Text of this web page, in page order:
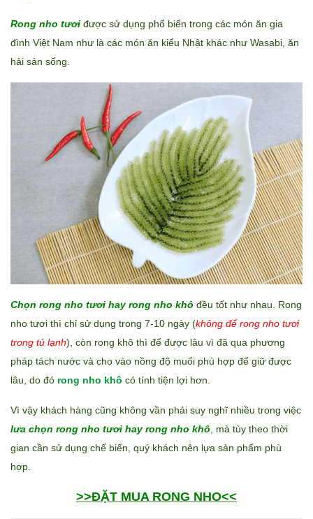
Rong nho tươi được sử dụng phổ biến trong các món ăn gia
đình Việt Nam như là các món ăn kiểu Nhật khác như Wasabi, ăn
hải sản sống.
Chọn rong nho tươi hay rong nho khô đều tốt như nhau. Rong
nho tươi thì chỉ sử dụng trong 7-10 ngày (không để rong nho tươi
trong tủ lạnh), còn rong khô thì để được lâu vì đã qua phương
pháp tách nước và cho vào nồng độ muối phù hợp để giữ được
lâu, do đó rong nho khô có tính tiện lợi hơn.
Vì vậy khách hàng cũng không vần phải suy nghĩ nhiều trong việc
lưa chọn rong nho tươi hay rong nho khô , mà tùy theo thời
gian cần sử dụng chế biến, quý khách nên lựa sản phẩm phù
hợp.
>>ĐẶT MUA RONG NHO<<